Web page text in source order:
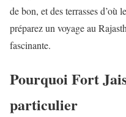
de bon, et des terrasses
préparez un voyage au
fascinante.
Pourquoi Fort
particulier